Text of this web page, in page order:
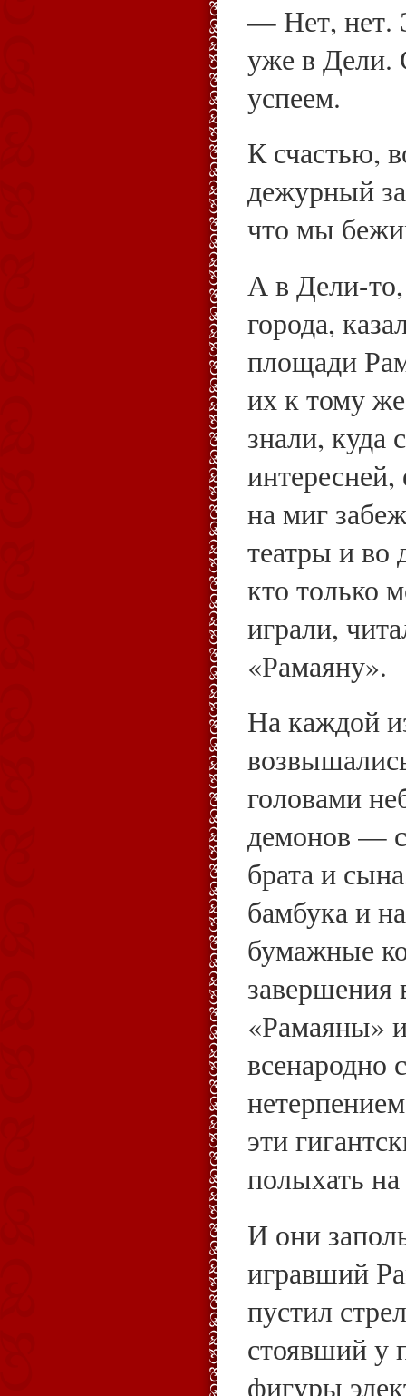
— Нет, нет.
уже в Дели.
успеем.
К счастью,
дежурный
что мы
А в Дели-то,
города,
площади
их к тому
знали, куда
на миг
театры и во
кто только
играли,
«Рамаяну».
На каждой
головами
демонов —
брата и
бамбука и
бумажные
завершения
«Рамаяны»
всенародно
эти
полыхать
И они
игравший
пустил
стоявший у
фигуры